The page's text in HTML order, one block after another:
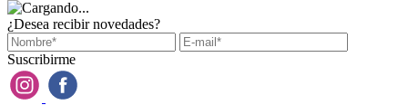
¿Desea recibir novedades?
Suscribirme